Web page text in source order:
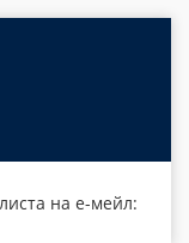
на е-мейл: